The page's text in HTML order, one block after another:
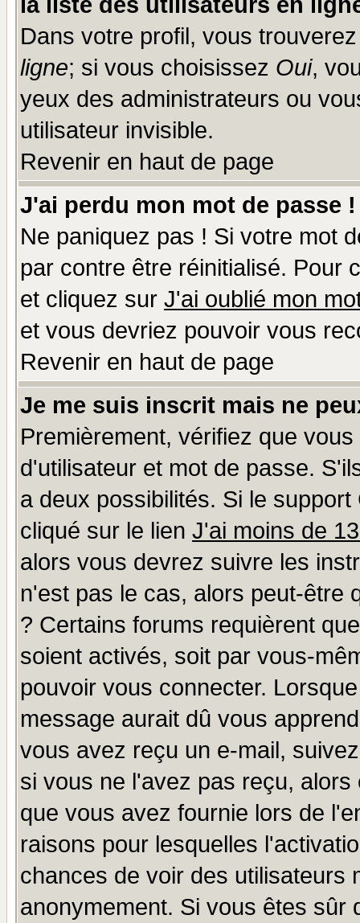
Dans votre profil, vous
ligne; si vous choisissez Oui,
yeux des administrateurs ou
utilisateur invisible.
Revenir en haut de page
J'ai perdu mon mot de passe !
Ne paniquez pas ! Si votre mot
par contre être réinitialisé. Pour
et cliquez sur J'ai oublié mon
et vous devriez pouvoir vous
Revenir en haut de page
Je me suis inscrit mais ne
Premièrement, vérifiez que
d'utilisateur et mot de passe.
a deux possibilités. Si le
cliqué sur le lien J'ai moins de
alors vous devrez suivre les
n'est pas le cas, alors peut-être
? Certains forums requièrent
soient activés, soit par vous-
pouvoir vous connecter.
message aurait dû vous
vous avez reçu un e-mail,
si vous ne l'avez pas reçu,
que vous avez fournie lors de
raisons pour lesquelles
chances de voir des utilisateurs
anonymement. Si vous êtes sûr